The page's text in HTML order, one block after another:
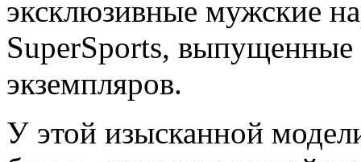
эксклюзивные мужские
SuperSports, выпущенные
экземпляров.
У этой изысканной